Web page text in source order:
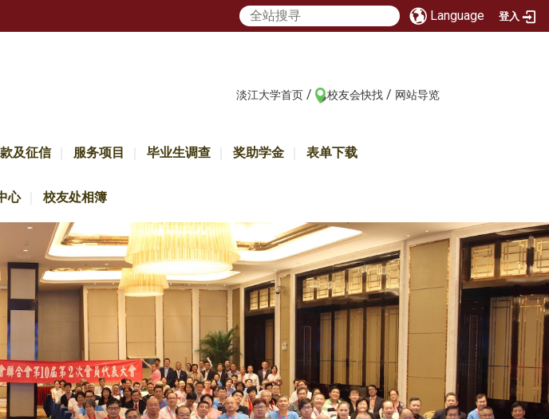
Language 登入
淡江大学首页 / 校友会快找 / 网站导览
及征信 服务项目 毕业生调查 奖助学金 表单下载
心 校友处相簿